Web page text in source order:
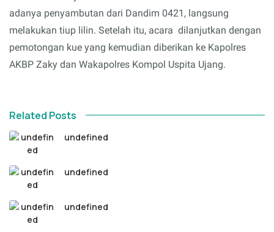
adanya penyambutan dari Dandim 0421, langsung
melakukan tiup lilin. Setelah itu, acara dilanjutkan dengan
pemotongan kue yang kemudian diberikan ke Kapolres
AKBP Zaky dan Wakapolres Kompol Uspita Ujang.
Related Posts
undefined
undefined
undefined